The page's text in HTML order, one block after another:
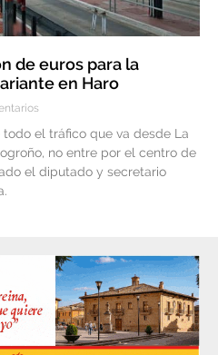
de euros para la
en Haro
todo el tráfico que va desde La
no entre por el centro de
el diputado y secretario